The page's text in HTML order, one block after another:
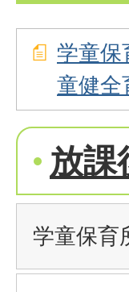
学童保
童健全
放課
学童保育